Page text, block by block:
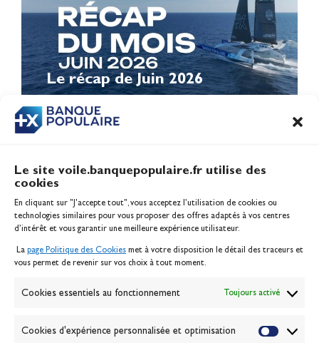
Le site voile.banquepopulaire.fr utilise des
cookies
En cliquant sur "J'accepte tout", vous acceptez l’utilisation de cookies ou
technologies similaires pour vous proposer des offres adaptés à vos centres
d’intérêt et vous garantir une meilleure expérience utilisateur.
La page Politique des Cookies met à votre disposition le détail des traceurs et
vous permet de revenir sur vos choix à tout moment.
Cookies essentiels au fonctionnement Toujours activé
Cookies d'expérience personnalisée et optimisation
Le récap de Juin 2026
Inscription serveur média
Contact
Politique des cookies
Banque de la voile
Passion Voile TV